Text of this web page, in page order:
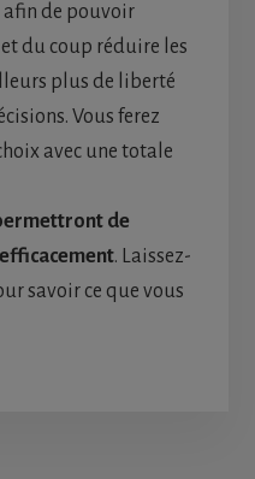
de pouvoir
du coup réduire les
plus de liberté
Vous ferez
avec une totale
de
. Laissez-
savoir ce que vous